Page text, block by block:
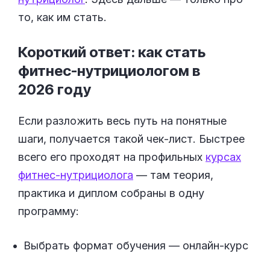
то, как им стать.
Короткий ответ: как стать
фитнес-нутрициологом в
2026 году
Если разложить весь путь на понятные
шаги, получается такой чек-лист. Быстрее
всего его проходят на профильных курсах
фитнес-нутрициолога — там теория,
практика и диплом собраны в одну
программу:
Выбрать формат обучения — онлайн-курс